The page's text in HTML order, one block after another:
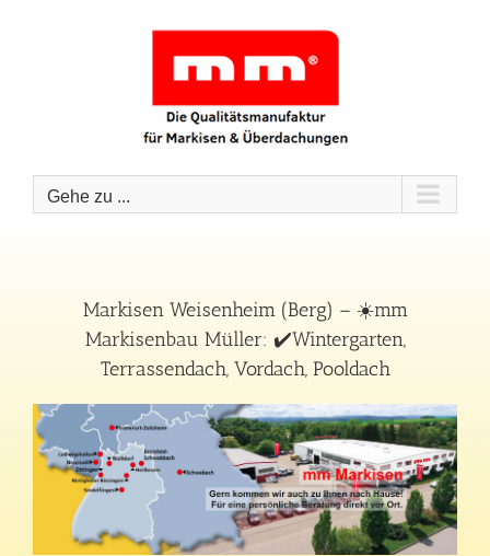
Gehe zu ...
Markisen Weisenheim (Berg) – ☀️mm
Markisenbau Müller: ✔️Wintergarten,
Terrassendach, Vordach, Pooldach